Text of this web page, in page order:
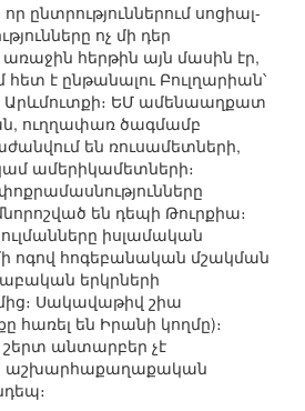
ընտրություններում սոցիալ-
ոչ մի դեր
հերթին այն մասին էր,
հետ է ընթանալու Բուլղարիան՝
Արևմուտքի։ ԵՄ ամենաաղքատ
ուղղափառ ծագմամբ
են ռուսամետների,
ամերիկամետների։
են դեպի Թուրքիա։
իսլամական
ոգով հոգեբանական մշակման
երկրների
Սակավաթիվ շիա
հառել են Իրանի կողմը)։
անտարբեր չէ
աշխարհաքաղաքական